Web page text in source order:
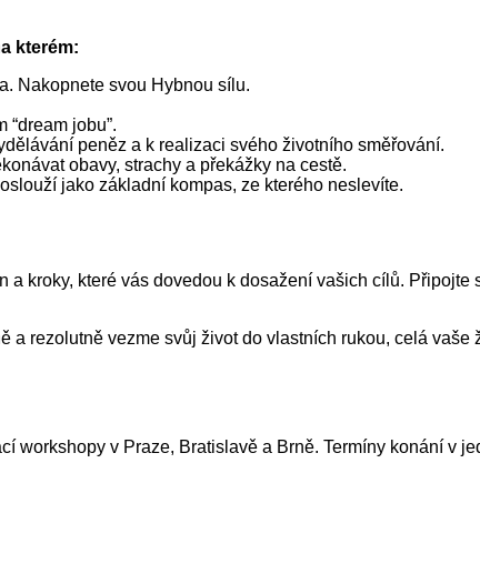
kterém:
Nakopnete svou Hybnou sílu.
jobu”.
peněz a k realizaci svého životního směřování.
obavy, strachy a překážky na cestě.
jako základní kompas, ze kterého neslevíte.
kroky, které vás dovedou k dosažení vašich cílů. Připojte
a rezolutně vezme svůj život do vlastních rukou, celá vaše
v Praze, Bratislavě a Brně. Termíny konání v